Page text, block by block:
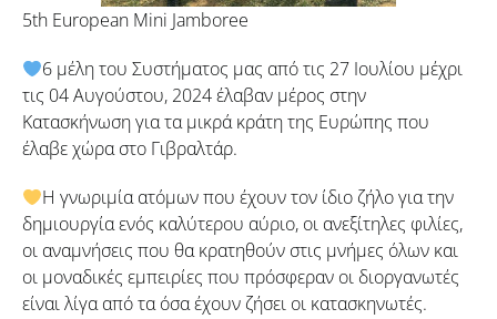
5th European Mini Jamboree
6 μέλη του Συστήματος μας από τις 27 Ιουλίου μέχρι
τις 04 Αυγούστου, 2024 έλαβαν μέρος στην
Κατασκήνωση για τα μικρά κράτη της Ευρώπης που
έλαβε χώρα στο Γιβραλτάρ.
Η γνωριμία ατόμων που έχουν τον ίδιο ζήλο για την
δημιουργία ενός καλύτερου αύριο, οι ανεξίτηλες φιλίες,
οι αναμνήσεις που θα κρατηθούν στις μνήμες όλων και
οι μοναδικές εμπειρίες που πρόσφεραν οι διοργανωτές
είναι λίγα από τα όσα έχουν ζήσει οι κατασκηνωτές.